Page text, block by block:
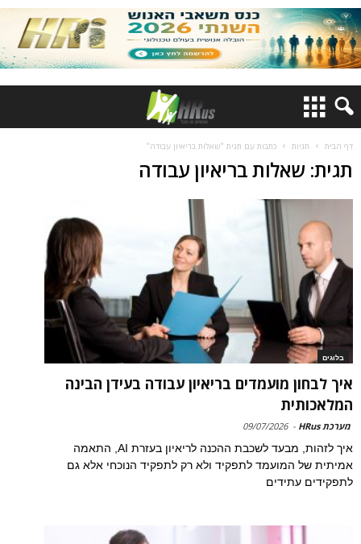
דף הבית תגיות כתבות עם תגית "שאלות בריאיון עבודה"
תגית: שאלות בריאיון עבודה
בלוגים
איך לבחון מועמדים בריאיון עבודה בעידן הבינה
המלאכותית
מערכת HRus -
09/07/2026
איך לזהות, מבעד לשכבת ההכנה לריאיון בעזרת AI, התאמה
אמיתית של המועמד לתפקיד ולא רק לתפקיד הנוכחי אלא גם
לתפקידים עתידים